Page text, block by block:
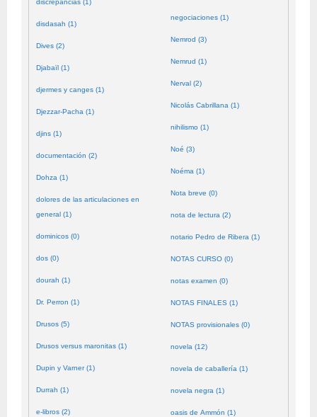
discrepancias (1)
disdasah (1)
Dives (2)
Djabaïl (1)
djermes y canges (1)
Djezzar-Pacha (1)
djins (1)
documentación (2)
Dohza (1)
dolores de las articulaciones en
general (1)
dominicos (0)
dos (0)
dourah (1)
Dr. Perron (1)
Drusos (5)
Drusos versus maronitas (1)
Dupin y Varner (1)
Durrah (1)
e-libros (2)
negociaciones (1)
Nemrod (3)
Nemrud (1)
Nerval (2)
Nicolás Cabrillana (1)
nihilismo (1)
Noé (3)
Noéma (1)
Nota breve (0)
nota de lectura (2)
notario Pedro de Ribera (1)
NOTAS CURSO (0)
notas examen (0)
NOTAS FINALES (1)
NOTAS provisionales (0)
novela (12)
novela de caballería (1)
novela negra (1)
oasis de Ammón (1)